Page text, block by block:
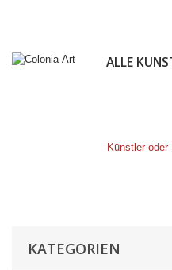
ALLE
KATEGORIEN